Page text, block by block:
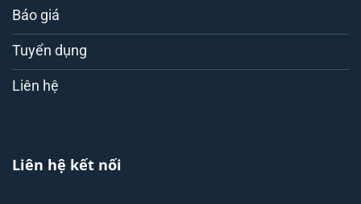
Báo giá
Tuyển dụng
Liên hệ
Liên hệ kết nối